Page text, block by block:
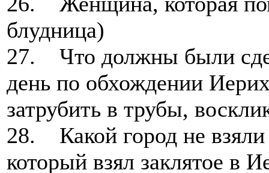
блудница)
27. Что должны были
день по обхождении
затрубить в трубы,
28. Какой город не взяли
который взял заклятое в